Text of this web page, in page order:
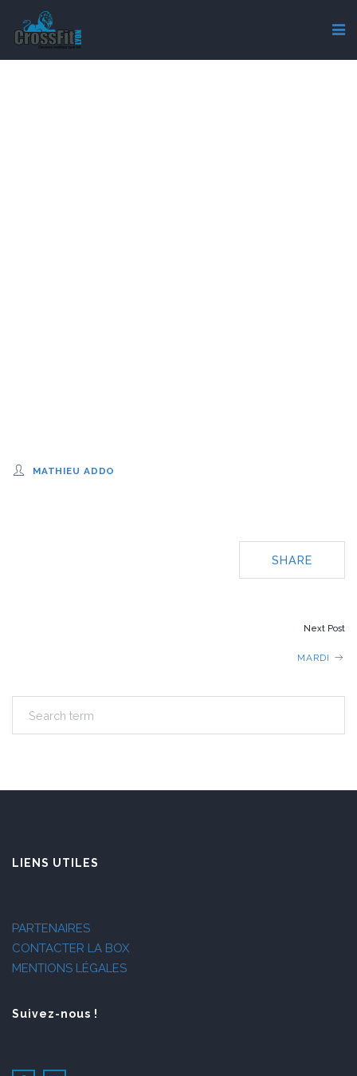
MATHIEU ADDO
SHARE
Next Post
MARDI
LIENS UTILES
PARTENAIRES
CONTACTER LA BOX
MENTIONS LÉGALES
Suivez-nous !